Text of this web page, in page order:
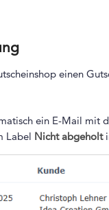
einen
ein E-Mail mit
Label Nicht abgeholt